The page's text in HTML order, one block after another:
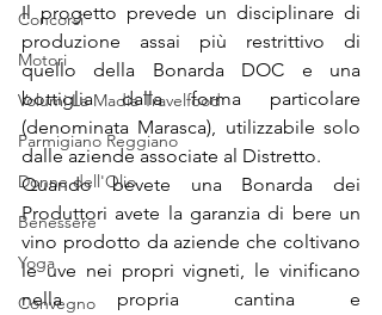
Concorsi
Motori
Volumi La Madia Travelfood
Parmigiano Reggiano
Donne dell'Olio
Benessere
Yoga
Convegno
Il progetto prevede un disciplinare di
produzione assai più restrittivo di
quello della Bonarda DOC e una
bottiglia dalla forma particolare
(denominata Marasca), utilizzabile solo
dalle aziende associate al Distretto.
Quando bevete una Bonarda dei
Produttori avete la garanzia di bere un
vino prodotto da aziende che coltivano
le uve nei propri vigneti, le vinificano
nella propria cantina e